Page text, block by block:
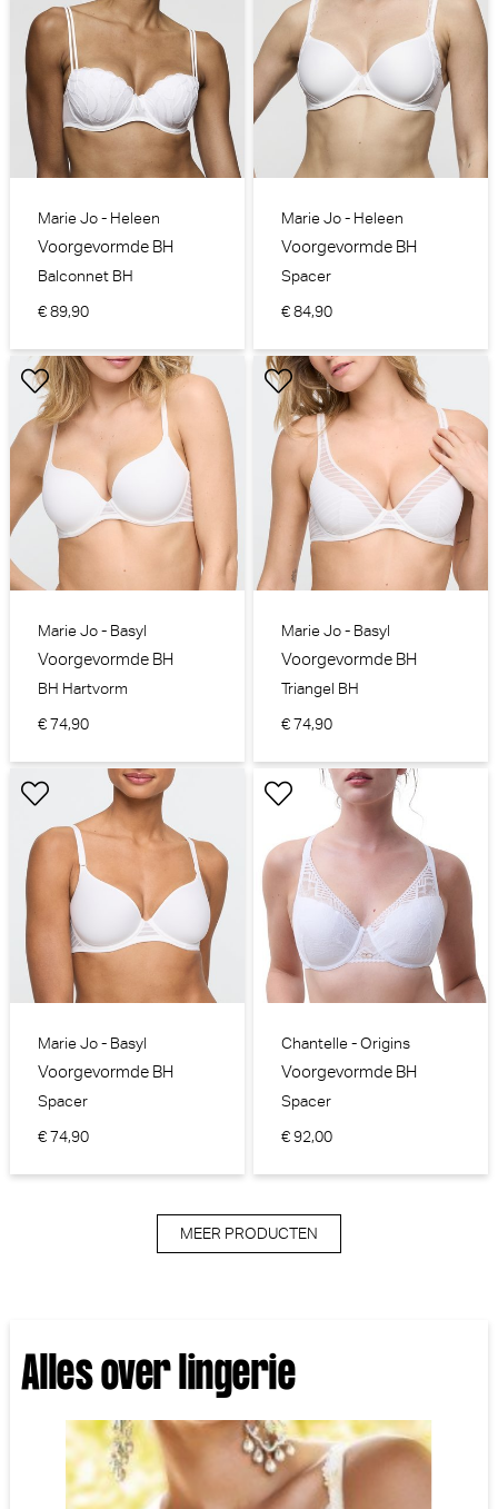
Marie Jo - Heleen
Voorgevormde BH
Balconnet BH
€ 89,90
Marie Jo - Heleen
Voorgevormde BH
Spacer
€ 84,90
Marie Jo - Basyl
Voorgevormde BH
BH Hartvorm
€ 74,90
Marie Jo - Basyl
Voorgevormde BH
Triangel BH
€ 74,90
Marie Jo - Basyl
Voorgevormde BH
Spacer
€ 74,90
Chantelle - Origins
Voorgevormde BH
Spacer
€ 92,00
MEER PRODUCTEN
Alles over lingerie